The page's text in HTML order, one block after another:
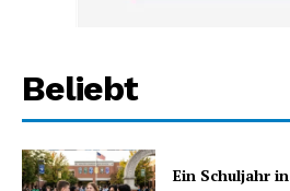
Beliebt
Ein Schuljahr